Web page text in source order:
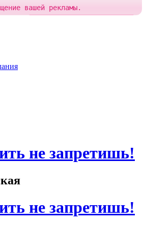
не запретишь!
не запретишь!
вашей рекламы.